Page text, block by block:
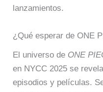
lanzamientos.
¿Qué esperar de ONE
El universo de ONE
en NYCC 2025 se
episodios y películas.